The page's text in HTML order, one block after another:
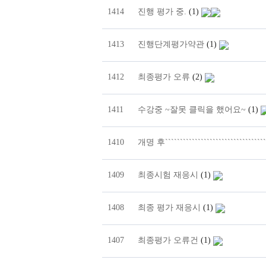
1414 진행 평가 중. (1)
1413 진행단계평가약관 (1)
1412 최종평가 오류 (2)
1411 수강중 ~잘못 클릭을 했어요~ (1)
1410 개명 후
1409 최종시험 재응시 (1)
1408 최종 평가 재응시 (1)
1407 최종평가 오류건 (1)